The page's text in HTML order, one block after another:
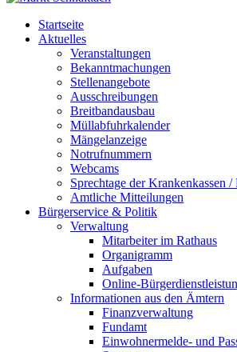
Startseite
Aktuelles
Veranstaltungen
Bekanntmachungen
Stellenangebote
Ausschreibungen
Breitbandausbau
Müllabfuhrkalender
Mängelanzeige
Notrufnummern
Webcams
Sprechtage der Krankenkassen
Amtliche Mitteilungen
Bürgerservice & Politik
Verwaltung
Mitarbeiter im Rathaus
Organigramm
Aufgaben
Online-
Informationen aus den Ämtern
Finanzverwaltung
Fundamt
Einwohnermelde- und